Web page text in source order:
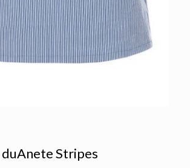
duAnete Stripes